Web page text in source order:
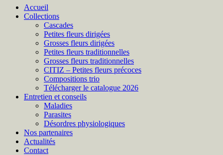
Accueil
Collections
Cascades
Petites fleurs dirigées
Grosses fleurs dirigées
Petites fleurs traditionnelles
Grosses fleurs traditionnelles
CITIZ – Petites fleurs précoces
Compositions trio
Télécharger le catalogue 2026
Entretien et conseils
Maladies
Parasites
Désordres physiologiques
Nos partenaires
Actualités
Contact